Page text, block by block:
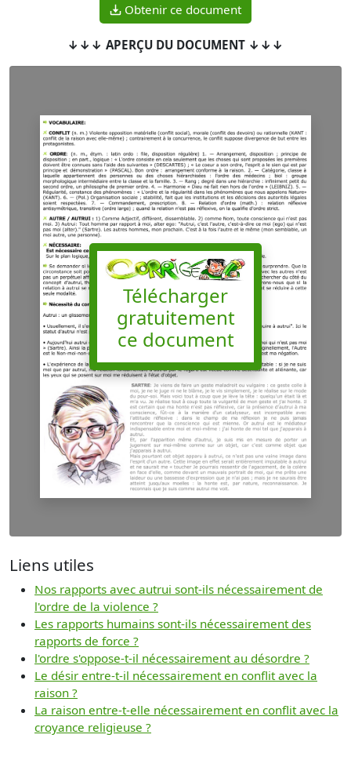
Obtenir ce document
↓↓↓ APERÇU DU DOCUMENT ↓↓↓
Télécharger
gratuitement
ce document
Liens utiles
Nos rapports avec autrui sont-ils nécessairement de
l'ordre de la violence ?
Les rapports humains sont-ils nécessairement des
rapports de force ?
l'ordre s'oppose-t-il nécessairement au désordre ?
Le désir entre-t-il nécessairement en conflit avec la
raison ?
La raison entre-t-elle nécessairement en conflit avec la
croyance religieuse ?